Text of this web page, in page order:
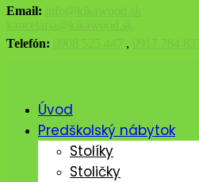
Email:
Telefón:
,
Úvod
Predškolský nábytok
Stolíky
Stoličky